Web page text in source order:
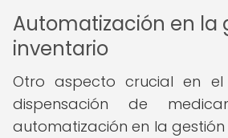
Automatización en la
inventario
Otro aspecto crucial en
dispensación de
automatización en la gestión